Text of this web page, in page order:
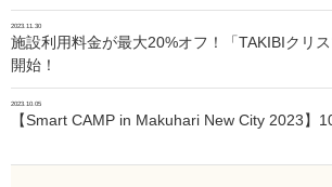
2023.11.30
施設利用料金が最大20%オフ！「TAKIBIクリス
開始！
2023.10.05
【Smart CAMP in Makuhari New City 2023】